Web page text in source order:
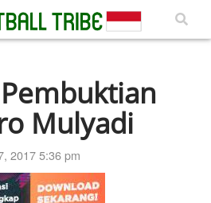
Mulyadi
2017 5:36 pm